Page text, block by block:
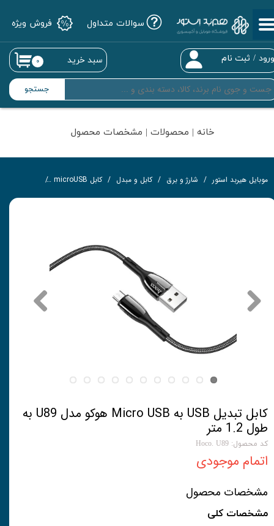
جستجو
/ ثبت نام
حساب کاربری من
تغییر گذر واژه
سفارشات
خروج از حساب کاربری
۰ سبد خرید
سوالات متداول فروش ویژه
خانه | محصولات | مشخصات محصول
موبایل هیربد استور شارژ و برق کابل و مبدل کابل microUSB
کابل تبدیل USB به Micro USB هوکو مدل U89 به
طول 1.2 متر
کد محصول: Hoco. U89
اتمام موجودی
مشخصات محصول
مشخصات کلی